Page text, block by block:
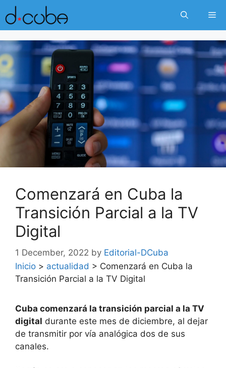
Skip
to
content
Comenzará en Cuba la
Transición Parcial a la TV
Digital
1 December, 2022 by Editorial-DCuba
Inicio > actualidad > Comenzará en Cuba la
Transición Parcial a la TV Digital
Cuba comenzará la transición parcial a la TV
digital durante este mes de diciembre, al dejar
de transmitir por vía analógica dos de sus
canales.